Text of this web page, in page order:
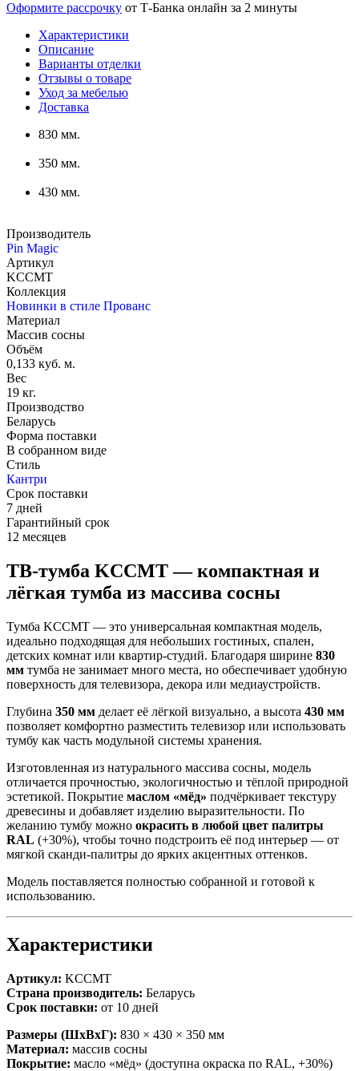
Оформите рассрочку от Т-Банка онлайн за 2 минуты
Характеристики
Описание
Варианты отделки
Отзывы о товаре
Уход за мебелью
Доставка
830 мм.
350 мм.
430 мм.
Производитель
Pin Magic
Артикул
KCCMT
Коллекция
Новинки в стиле Прованс
Материал
Массив сосны
Объём
0,133 куб. м.
Вес
19 кг.
Производство
Беларусь
Форма поставки
В собранном виде
Стиль
Кантри
Срок поставки
7 дней
Гарантийный срок
12 месяцев
ТВ-тумба KCCMT — компактная и
лёгкая тумба из массива сосны
Тумба KCCMT — это универсальная компактная модель,
идеально подходящая для небольших гостиных, спален,
детских комнат или квартир-студий. Благодаря ширине 830
мм тумба не занимает много места, но обеспечивает удобную
поверхность для телевизора, декора или медиаустройств.
Глубина 350 мм делает её лёгкой визуально, а высота 430 мм
позволяет комфортно разместить телевизор или использовать
тумбу как часть модульной системы хранения.
Изготовленная из натурального массива сосны, модель
отличается прочностью, экологичностью и тёплой природной
эстетикой. Покрытие маслом «мёд» подчёркивает текстуру
древесины и добавляет изделию выразительности. По
желанию тумбу можно окрасить в любой цвет палитры
RAL (+30%), чтобы точно подстроить её под интерьер — от
мягкой сканди-палитры до ярких акцентных оттенков.
Модель поставляется полностью собранной и готовой к
использованию.
Характеристики
Артикул: KCCMT
Страна производитель: Беларусь
Срок поставки: от 10 дней
Размеры (ШхВхГ): 830 × 430 × 350 мм
Материал: массив сосны
Покрытие: масло «мёд» (доступна окраска по RAL, +30%)